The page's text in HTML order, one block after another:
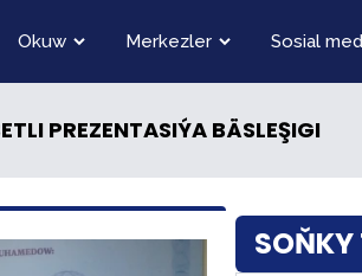
Okuw Merkezler Sosial
PREZENTASIÝA BÄSLEŞIGI
SOŇKY